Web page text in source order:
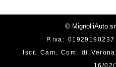
© MignolliAuto
P.iva:
Iscr. Cam. Com. di
16/